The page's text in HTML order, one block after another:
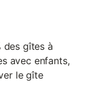
des gîtes à
avec enfants,
le gîte